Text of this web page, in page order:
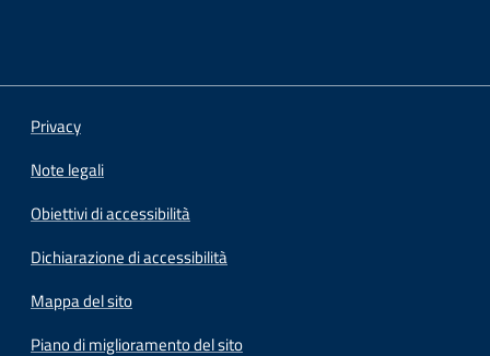
Privacy
Note legali
Obiettivi di accessibilità
Dichiarazione di accessibilità
Mappa del sito
Piano di miglioramento del sito